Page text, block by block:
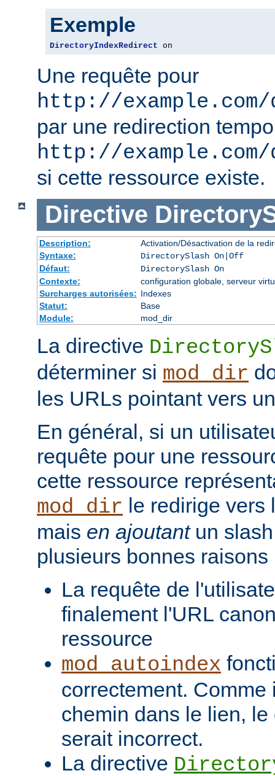
Exemple
DirectoryIndexRedirect on
Une requête pour
http://example.com/
par une redirection
http://
si cette ressource existe.
Directive
Description:
Activation/Désactivation de la
Syntaxe:
DirectorySlash On|Off
Défaut:
DirectorySlash On
Contexte:
configuration globale, serveur
Surcharges autorisées: Indexes
Statut:
Base
Module:
mod_dir
La directive
déterminer si mod_dir
les URLs pointant vers
En général, si un
requête pour une
cette ressource
mod_dir le redirige vers
mais en ajoutantun slash
plusieurs bonnes raisons
La requête de
finalement l'URL
ressource
mod_autoindex
correctement.
chemin dans le lien,
serait incorrect.
La directive